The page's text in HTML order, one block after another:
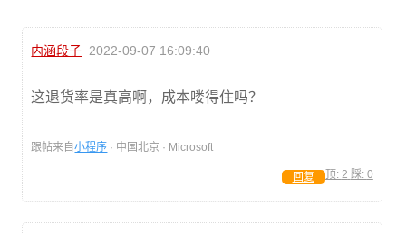
内涵段子 2022-09-07 16:09:40
这退货率是真高啊，成本喽得住吗？
跟帖来自小程序 · 中国北京 · Microsoft
顶: 2 踩: 0
回复